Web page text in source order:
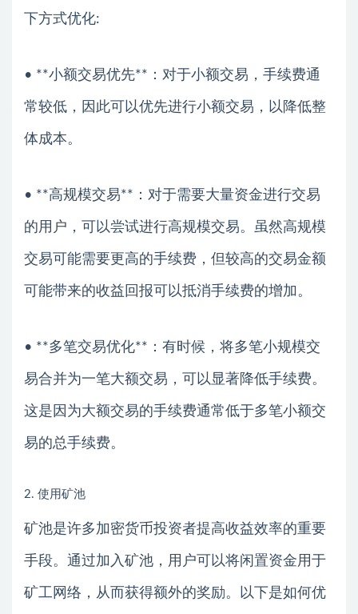
下方式优化:
• **小额交易优先**：对于小额交易，手续费通
常较低，因此可以优先进行小额交易，以降低整
体成本。
• **高规模交易**：对于需要大量资金进行交易
的用户，可以尝试进行高规模交易。虽然高规模
交易可能需要更高的手续费，但较高的交易金额
可能带来的收益回报可以抵消手续费的增加。
• **多笔交易优化**：有时候，将多笔小规模交
易合并为一笔大额交易，可以显著降低手续费。
这是因为大额交易的手续费通常低于多笔小额交
易的总手续费。
2. 使用矿池
矿池是许多加密货币投资者提高收益效率的重要
手段。通过加入矿池，用户可以将闲置资金用于
矿工网络，从而获得额外的奖励。以下是如何优